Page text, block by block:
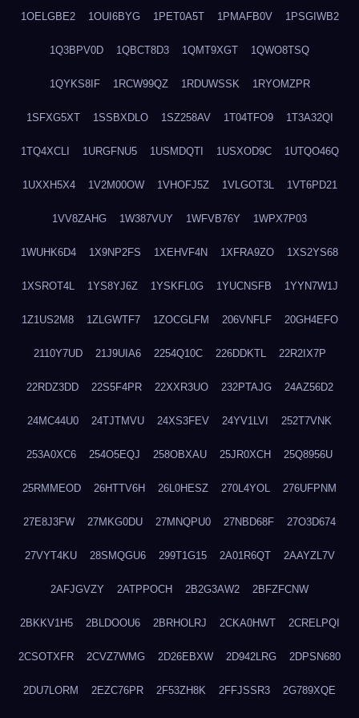
1OELGBE2 1OUI6BYG 1PET0A5T 1PMAFB0V 1PSGIWB2
1Q3BPV0D 1QBCT8D3 1QMT9XGT 1QWO8TSQ
1QYKS8IF 1RCW99QZ 1RDUWSSK 1RYOMZPR
1SFXG5XT 1SSBXDLO 1SZ258AV 1T04TFO9 1T3A32QI
1TQ4XCLI 1URGFNU5 1USMDQTI 1USXOD9C 1UTQO46Q
1UXXH5X4 1V2M00OW 1VHOFJ5Z 1VLGOT3L 1VT6PD21
1VV8ZAHG 1W387VUY 1WFVB76Y 1WPX7P03
1WUHK6D4 1X9NP2FS 1XEHVF4N 1XFRA9ZO 1XS2YS68
1XSROT4L 1YS8YJ6Z 1YSKFL0G 1YUCNSFB 1YYN7W1J
1Z1US2M8 1ZLGWTF7 1ZOCGLFM 206VNFLF 20GH4EFO
2110Y7UD 21J9UIA6 2254Q10C 226DDKTL 22R2IX7P
22RDZ3DD 22S5F4PR 22XXR3UO 232PTAJG 24AZ56D2
24MC44U0 24TJTMVU 24XS3FEV 24YV1LVI 252T7VNK
253A0XC6 254O5EQJ 258OBXAU 25JR0XCH 25Q8956U
25RMMEOD 26HTTV6H 26L0HESZ 270L4YOL 276UFPNM
27E8J3FW 27MKG0DU 27MNQPU0 27NBD68F 27O3D674
27VYT4KU 28SMQGU6 299T1G15 2A01R6QT 2AAYZL7V
2AFJGVZY 2ATPPOCH 2B2G3AW2 2BFZFCNW
2BKKV1H5 2BLDOOU6 2BRHOLRJ 2CKA0HWT 2CRELPQI
2CSOTXFR 2CVZ7WMG 2D26EBXW 2D942LRG 2DPSN680
2DU7LORM 2EZC76PR 2F53ZH8K 2FFJSSR3 2G789XQE